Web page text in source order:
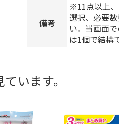
備考
※11点以上、
選択、必要
い。当画面
は1個で結構
います。